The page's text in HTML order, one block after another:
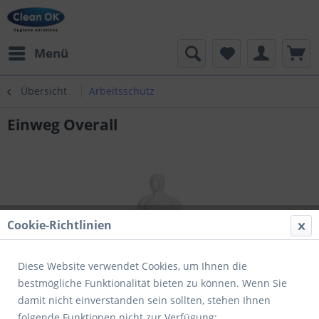
Menü
Übersicht Arbeitsschutz
Einweg Overall
Cookie-Richtlinien
Diese Website verwendet Cookies, um Ihnen die
bestmögliche Funktionalität bieten zu können. Wenn Sie
damit nicht einverstanden sein sollten, stehen Ihnen